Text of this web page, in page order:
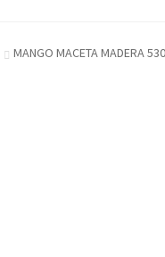
MANGO MACETA MADERA